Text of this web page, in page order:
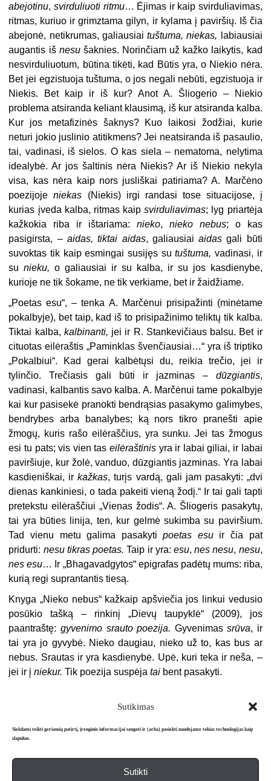
Sutikimas
Siekdami teikti geriausią patirtį, įrenginio informacijai saugoti ir (arba) pasiekti naudojame tokias technologijas kaip
slapukus.
Sutikti
abejotinu, svirduliuoti ritmu… Ėjimas ir kaip svirduliavimas,
ritmas, kuriuo ir grimztama gilyn, ir kylama į paviršių. Iš čia
abejonė, netikrumas, galiausiaituštuma, niekas,
labiausiai
augantis iš nesu šaknies. Norinčiam už kažko laikytis, kad
nesvirduliuotum, būtina tikėti, kad Būtis yra, o Niekio nėra.
Bet jei egzistuoja tuštuma, o jos negali nebūti, egzistuoja ir
Niekis. Bet kaip ir iš kur? Anot A. Šliogerio – Niekio
problema atsiranda keliant klausimą, iš kur atsiranda kalba.
Kur jos metafizinės šaknys? Kuo
laikosi žodžiai, kurie
neturi jokio juslinio atitikmens? Jei neatsiranda iš pasaulio,
tai, vadinasi, iš sielos. O kas siela – nematoma, nelytima
idealybė. Ar jos šaltinis nėra Niekis? Ar iš Niekio nekyla
visa, kas nėra kaip nors jusliškai patiriama? A. Marčėno
poezijojeniekas (Niekis) irgi randasi tose situacijose, į
kurias įveda kalba, ritmas kaipsvirduliavimas; lyg priartėja
kažkokia riba ir ištariama: nieko, nieko nebus; o kas
pasigirsta, – aidas, tiktai aidas, galiausiaiaidasgali būti
suvoktas tik kaip esmingai susijęs sutuštuma, vadinasi, ir
sunieku,o galiausiai ir su kalba, ir su jos kasdienybe,
kurioje ne tik šokame, ne tik verkiame, bet ir žaidžiame.
„Poetas esu“, – tenka A. Marčėnui prisipažinti (minėtame
pokalbyje), bet taip, kad iš to prisipažinimo teliktų tik kalba.
Tiktai kalba, kalbinanti, jei ir R. Stankevičiaus balsu. Bet ir
cituotas eilėraštis „Paminklas švenčiausiai…“ yra iš triptiko
„Pokalbiui“. Kad gerai kalbėtųsi du, reikia trečio, jei ir
tylinčio. Trečiasis gali būti ir jazminas – dūzgiantis,
vadinasi, kalbantis savo kalba. A. Marčėnui tame pokalbyje
kai kur pasisekė pranokti bendrąsias pasakymo galimybes,
bendrybes arba banalybes; ką nors tikro pranešti apie
žmogų, kuris rašo eilėraščius, yra sunku. Jei tas žmogus
esi tu pats; vis vien tas eilėraštinis yra ir labaigiliai, ir labai
paviršiuje, kur žolė, vanduo, dūzgiantis jazminas. Yra labai
kasdieniškai, irkažkas, turįs vardą, gali jam pasakyti: „dvi
dienas kankiniesi, o tada pakeiti vieną žodį.“ Ir tai gali tapti
pretekstu eilėraščiui „Vienas žodis“. A. Šliogeris pasakytų,
tai yra būties linija, ten, kur gelmė sukimba su paviršium.
Tad vienu metu galima pasakytipoetas esu ir čia pat
pridurti: nesu tikras poetas.Taip ir yra: esu,nes nesu, nesu,
nes esu… Ir „Bhagavadgytos“ epigrafas padėtų mums: riba,
kurią regi suprantantis tiesą.
Knyga „Nieko nebus“ kažkaip apšviečia jos linkui vedusio
posūkio tašką – rinkinį „Dievų taupyklė“ (2009), jos
paantraštę: gyvenimo srauto poezija. Gyvenimassrūva, ir
tai yra jo gyvybė. Nieko daugiau, nieko už to, kas bus ar
nebus. Srautas ir yra kasdienybė. Upė, kuri teka ir neša, –
jei ir įniekur.Tik poezija suspėjatai bent pasakyti.